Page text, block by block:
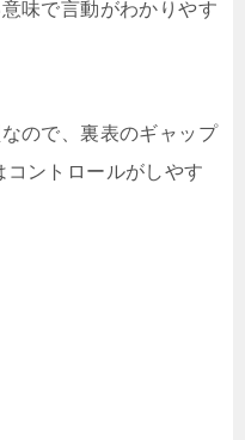
味で言動がわかりやす
ので、裏表のギャップ
コントロールがしやす